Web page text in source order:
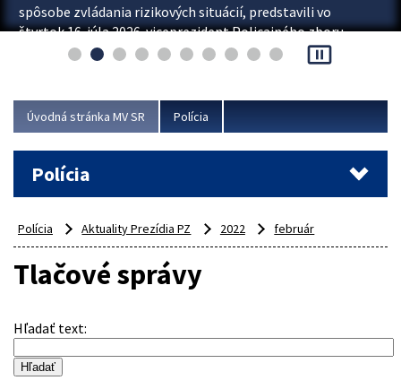
spôsobe zvládania rizikových situácií, predstavili vo
štvrtok 16. júla 2026 viceprezident Policajného zboru
Rastislav Polakovič a riaditeľ odboru výcviku...
pause_presentation
Úvodná stránka MV SR Polícia
Polícia
Polícia Aktuality Prezídia PZ 2022 február
Tlačové správy
Hľadať text: